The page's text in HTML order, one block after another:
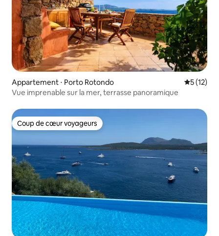
Appartement ⋅ Porto Rotondo
5 (12)
Vue imprenable sur la mer, terrasse panoramique
Coup de cœur voyageurs
Coup de cœur voyageurs